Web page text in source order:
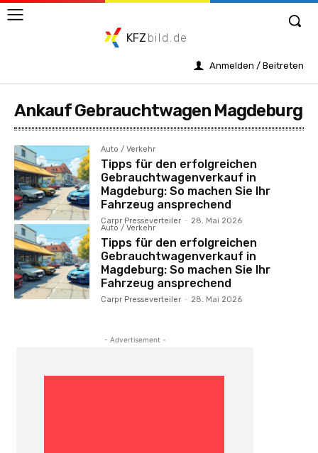
KFZ bild.de
Anmelden / Beitreten
Ankauf Gebrauchtwagen Magdeburg
Auto / Verkehr
Tipps für den erfolgreichen
Gebrauchtwagenverkauf in
Magdeburg: So machen Sie Ihr
Fahrzeug ansprechend
Carpr Presseverteiler - 28. Mai 2026
Auto / Verkehr
Tipps für den erfolgreichen
Gebrauchtwagenverkauf in
Magdeburg: So machen Sie Ihr
Fahrzeug ansprechend
Carpr Presseverteiler - 28. Mai 2026
- Advertisement -